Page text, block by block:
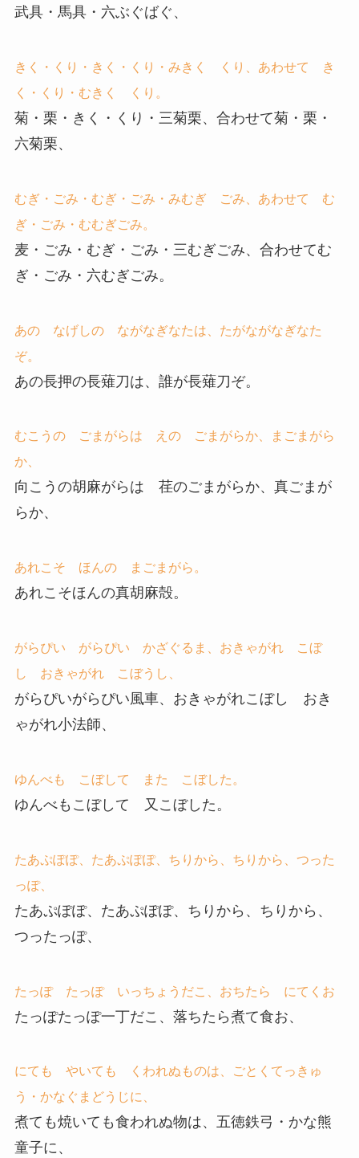
武具・馬具・六ぶぐばぐ、
きく・くり・きく・くり・みきく くり、あわせて き
く・くり・むきく くり。
菊・栗・きく・くり・三菊栗、合わせて菊・栗・
六菊栗、
むぎ・ごみ・むぎ・ごみ・みむぎ ごみ、あわせて む
ぎ・ごみ・むむぎごみ。
麦・ごみ・むぎ・ごみ・三むぎごみ、合わせてむ
ぎ・ごみ・六むぎごみ。
あの なげしの ながなぎなたは、たがながなぎなた
ぞ。
あの長押の長薙刀は、誰が長薙刀ぞ。
むこうの ごまがらは えの ごまがらか、まごまがら
か、
向こうの胡麻がらは 荏のごまがらか、真ごまが
らか、
あれこそ ほんの まごまがら。
あれこそほんの真胡麻殻。
がらぴい がらぴい かざぐるま、おきゃがれ こぼ
し おきゃがれ こぼうし、
がらぴいがらぴい風車、おきゃがれこぼし おき
ゃがれ小法師、
ゆんべも こぼして また こぼした。
ゆんべもこぼして 又こぼした。
たあぷぽぽ、たあぷぽぽ、ちりから、ちりから、つった
っぽ、
たあぷぽぽ、たあぷぽぽ、ちりから、ちりから、
つったっぽ、
たっぽ たっぽ いっちょうだこ、おちたら にてくお
たっぽたっぽ一丁だこ、落ちたら煮て食お、
にても やいても くわれぬものは、ごとくてっきゅ
う・かなぐまどうじに、
煮ても焼いても食われぬ物は、五徳鉄弓・かな熊
童子に、